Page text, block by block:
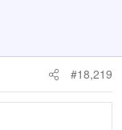
#18,219